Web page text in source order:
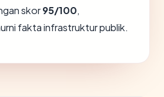
skor95/100,
fakta infrastruktur publik.